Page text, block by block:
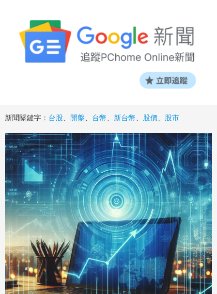
新聞關鍵字： 台股 開盤 台幣 新台幣 股價 股市